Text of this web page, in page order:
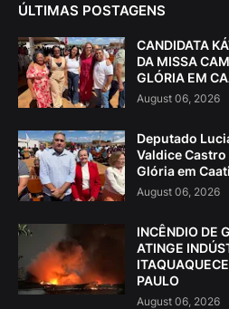
ÚLTIMAS POSTAGENS
CANDIDATA
DA MISSA
GLÓRIA EM
August 06, 2026
Deputado
Valdice Castro
Glória em
August 06, 2026
INCÊNDIO DE
ATINGE
PAULO
August 06, 2026